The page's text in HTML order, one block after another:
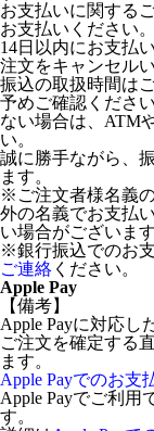
お支払いに関する
お支払いください。
14日以内にお支払
注文をキャンセル
振込の取扱時間は
予めご確認くださ
ない場合は、ATM
い。
誠に勝手ながら、
ます。
※ご注文者様名義
外の名義でお支払
い場合がございます
※銀行振込でのお
ご連絡 ください。
Apple Pay
【備考】
Apple Payに対応し
ご注文を確定する
ます。
Apple Payでのお支
Apple Payでご利用
す。